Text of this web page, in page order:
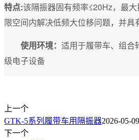
特点:该隔振器固有频率≤20Hz，最
限空间内解决低频大位移问题，并具
使用环境： 适用于履带车、组合
级电子设备
上一个
GTK-5系列履带车用隔振器2026-05-09
下一个